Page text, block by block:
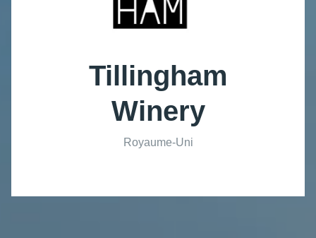
Tillingham
Winery
Royaume-Uni